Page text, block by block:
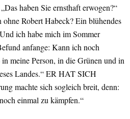
haben Sie ernsthaft erwogen?“
Robert Habeck? Ein blühendes
ich habe mich im Sommer
anfange: Kann ich noch
meine Person, in die Grünen und in
Landes.“ ER HAT SICH
machte sich sogleich breit, denn:
einmal zu kämpfen.“